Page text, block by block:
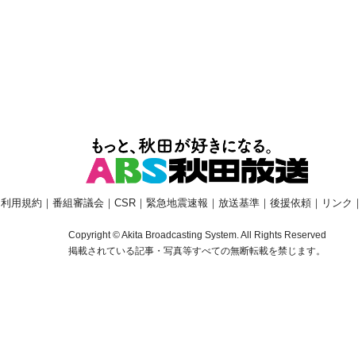
利用規約 ｜ 番組審議会 ｜ CSR｜ 緊急地震速報 ｜ 放送基準｜ 後援依頼｜ リンク ｜
Copyright © Akita Broadcasting System. All Rights Reserved
掲載されている記事・写真等すべての無断転載を禁じます。